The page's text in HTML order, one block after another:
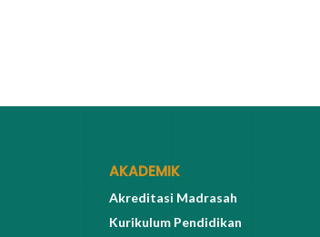
AKADEMIK
Akreditasi Madrasah
Kurikulum Pendidikan